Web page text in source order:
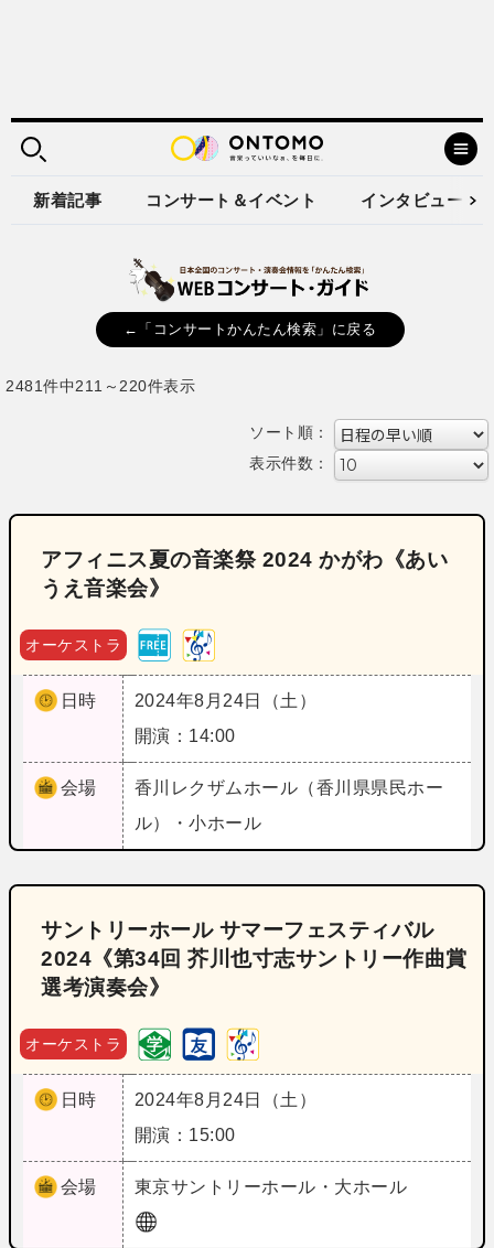
新着記事 コンサート＆イベント インタビュー
←「コンサートかんたん検索」に戻る
2481件中211～220件表示
ソート順：
表示件数：
アフィニス夏の音楽祭 2024 かがわ《あい
うえ音楽会》
オーケストラ
日時
2024年8月24日（土）
開演：14:00
会場 香川
レクザムホール（香川県県民ホー
ル）・小ホール
サントリーホール サマーフェスティバル
2024《第34回 芥川也寸志サントリー作曲賞
選考演奏会》
オーケストラ
日時
2024年8月24日（土）
開演：15:00
会場 東京サントリーホール・大ホール